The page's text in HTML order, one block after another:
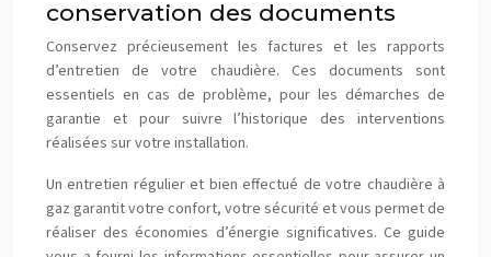
conservation des documents
Conservez précieusement les factures et les rapports
d’entretien de votre chaudière. Ces documents sont
essentiels en cas de problème, pour les démarches de
garantie et pour suivre l’historique des interventions
réalisées sur votre installation.
Un entretien régulier et bien effectué de votre chaudière à
gaz garantit votre confort, votre sécurité et vous permet de
réaliser des économies d’énergie significatives. Ce guide